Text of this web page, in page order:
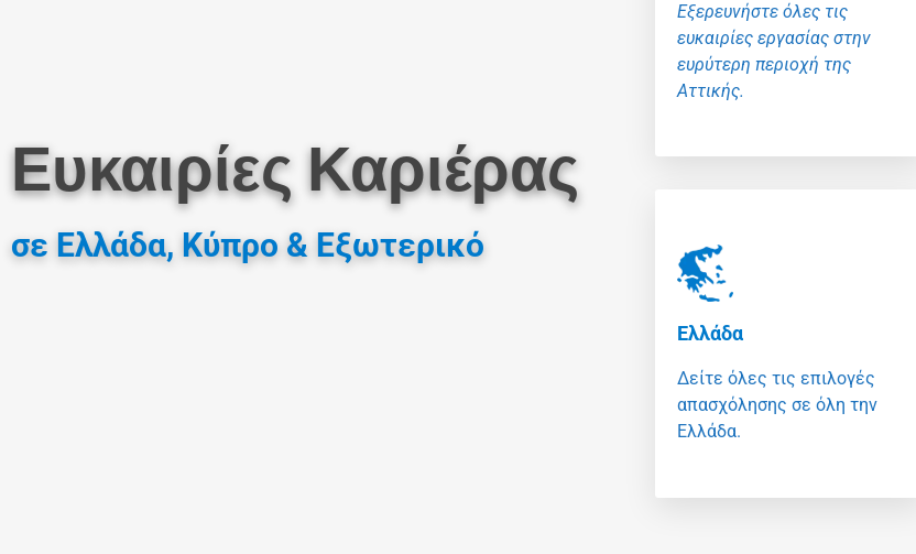
Ευκαιρίες Καριέρας
σε Ελλάδα, Κύπρο & Εξωτερικό
Εξερευνήστε όλες τις
ευκαιρίες εργασίας στην
ευρύτερη περιοχή της
Αττικής.
Ελλάδα
Δείτε όλες τις επιλογές
απασχόλησης σε όλη την
Ελλάδα.